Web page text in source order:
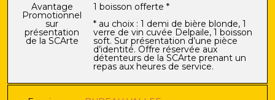
Avantage
Promotionnel
sur
présentation
de la SCArte
1 boisson offerte *
* au choix : 1 demi de bière blonde, 1
verre de vin cuvée Delpaile, 1 boisson
soft. Sur présentation d’une pièce
d’identité. Offre réservée aux
détenteurs de la SCArte prenant un
repas aux heures de service.